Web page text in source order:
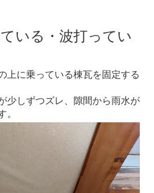
いる・波打ってい
上に乗っている棟瓦を固定する
少しずつズレ、隙間から雨水が
。